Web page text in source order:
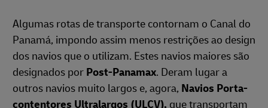
Algumas rotas de transporte contornam o Canal do
Panamá, impondo assim menos restrições ao design
dos navios que o utilizam. Estes navios maiores são
designados por Post-Panamax. Deram lugar a
outros navios muito largos e, agora, Navios Porta-
contentores Ultralargos (ULCV), que transportam